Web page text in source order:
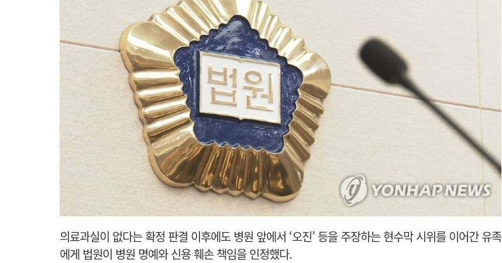
의료과실이 없다는 확정 판결 이후에도 병원 앞에서 ‘오진’ 등을 주장하는 현수막 시위를 이어간 유족
에게 법원이 병원 명예와 신용 훼손 책임을 인정했다.